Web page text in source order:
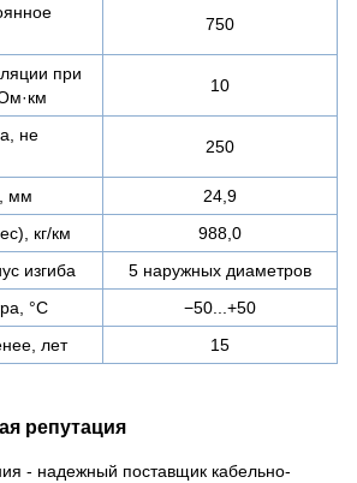
750
при
10
не
250
мм
24,9
кг/км
988,0
изгиба
5 наружных диаметров
°C
−50...+50
лет
15
репутация
- надежный поставщик кабельно-